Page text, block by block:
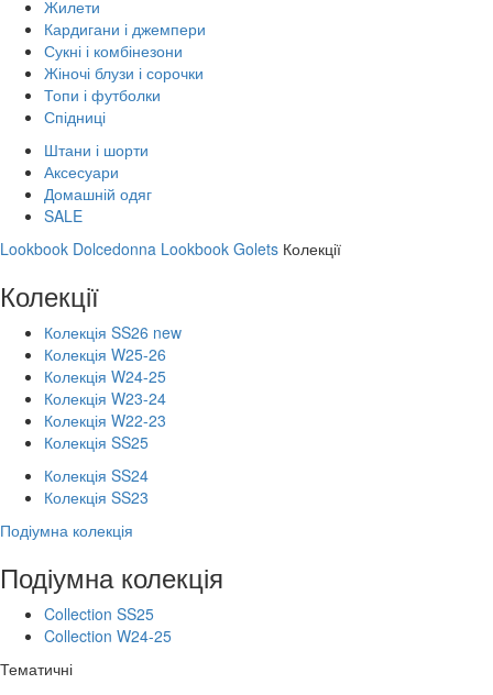
Жилети
Кардигани і джемпери
Сукні і комбінезони
Жіночі блузи і сорочки
Топи і футболки
Спідниці
Штани і шорти
Аксесуари
Домашній одяг
SALE
Lookbook Dolcedonna Lookbook Golets Колекції
Колекції
Колекція SS26 new
Колекція W25-26
Колекція W24-25
Колекція W23-24
Колекція W22-23
Колекція SS25
Колекція SS24
Колекція SS23
Подіумна колекція
Подіумна колекція
Collection SS25
Collection W24-25
Тематичні